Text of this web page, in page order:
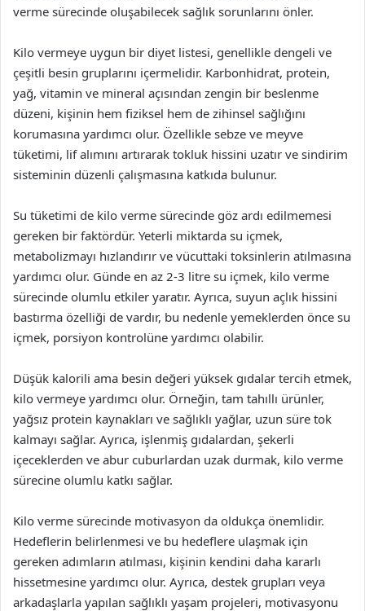
verme sürecinde oluşabilecek sağlık sorunlarını önler.
Kilo vermeye uygun bir diyet listesi, genellikle dengeli ve
çeşitli besin gruplarını içermelidir. Karbonhidrat, protein,
yağ, vitamin ve mineral açısından zengin bir beslenme
düzeni, kişinin hem fiziksel hem de zihinsel sağlığını
korumasına yardımcı olur. Özellikle sebze ve meyve
tüketimi, lif alımını artırarak tokluk hissini uzatır ve sindirim
sisteminin düzenli çalışmasına katkıda bulunur.
Su tüketimi de kilo verme sürecinde göz ardı edilmemesi
gereken bir faktördür. Yeterli miktarda su içmek,
metabolizmayı hızlandırır ve vücuttaki toksinlerin atılmasına
yardımcı olur. Günde en az 2-3 litre su içmek, kilo verme
sürecinde olumlu etkiler yaratır. Ayrıca, suyun açlık hissini
bastırma özelliği de vardır, bu nedenle yemeklerden önce su
içmek, porsiyon kontrolüne yardımcı olabilir.
Düşük kalorili ama besin değeri yüksek gıdalar tercih etmek,
kilo vermeye yardımcı olur. Örneğin, tam tahıllı ürünler,
yağsız protein kaynakları ve sağlıklı yağlar, uzun süre tok
kalmayı sağlar. Ayrıca, işlenmiş gıdalardan, şekerli
içeceklerden ve abur cuburlardan uzak durmak, kilo verme
sürecine olumlu katkı sağlar.
Kilo verme sürecinde motivasyon da oldukça önemlidir.
Hedeflerin belirlenmesi ve bu hedeflere ulaşmak için
gereken adımların atılması, kişinin kendini daha kararlı
hissetmesine yardımcı olur. Ayrıca, destek grupları veya
arkadaşlarla yapılan sağlıklı yaşam projeleri, motivasyonu